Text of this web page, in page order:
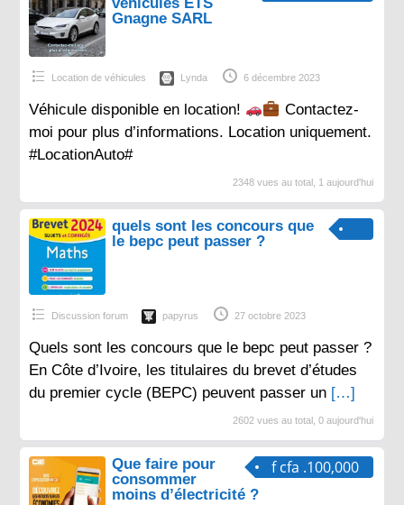
Gnagne SARL
Location de véhicules Lynda 6 décembre 2023
Véhicule disponible en location!
Contactez-
moi pour plus d’informations. Location uniquement.
#LocationAuto#
2348 vues au total, 1 aujourd'hui
quels sont les concours que
le bepc peut passer ?
Discussion forum papyrus 27 octobre 2023
Quels sont les concours que le bepc peut passer ?
En Côte d’Ivoire, les titulaires du brevet d’études
du premier cycle (BEPC) peuvent passer un […]
2602 vues au total, 0 aujourd'hui
f cfa .100,000
Que faire pour
consommer
moins d’électricité ?